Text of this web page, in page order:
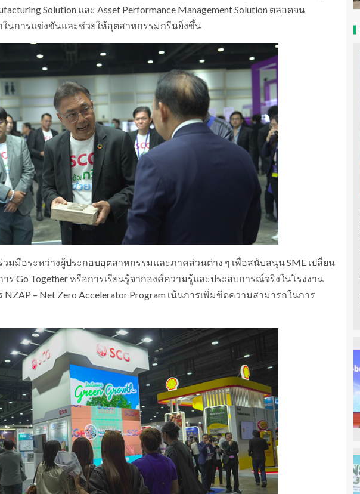
Solution และ Asset Performance Management Solution ตลอดจน
นการแข่งขันและช่วยให้อุตสาหกรรมกรีนยิ่งขึ้น
มมือระหว่างผู้ประกอบอุตสาหกรรมและภาคส่วนต่าง ๆ เพื่อสนับสนุน SME เปลี่ยน
ร Go Together หรือการเรียนรู้จากองค์ความรู้และประสบการณ์จริงในโรงงาน
– Net Zero Accelerator Program เน้นการเพิ่มขีดความสามารถในการ